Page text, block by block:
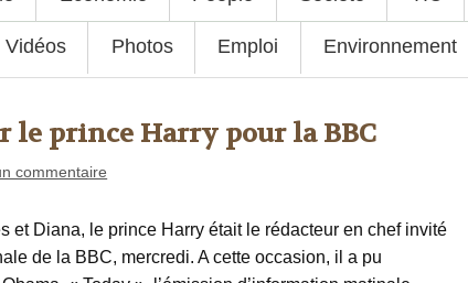
Vidéos Photos Emploi Environnement
le prince Harry pour la BBC
commentaire
et Diana, le prince Harry était le rédacteur en chef invité
de la BBC, mercredi. A cette occasion, il a pu